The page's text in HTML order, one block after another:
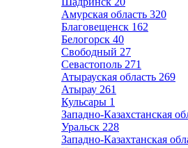
Амурская область 320
Благовещенск 162
Белогорск 40
Свободный 27
Севастополь 271
Атырауская область 269
Атырау 261
Кульсары 1
Западно-Казахстанская
Уральск 228
Западно-Казахтанская